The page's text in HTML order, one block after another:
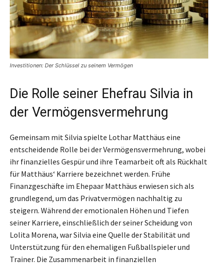
Investitionen: Der Schlüssel zu seinem Vermögen
Die Rolle seiner Ehefrau Silvia in
der Vermögensvermehrung
Gemeinsam mit Silvia spielte Lothar Matthäus eine
entscheidende Rolle bei der Vermögensvermehrung, wobei
ihr finanzielles Gespür und ihre Teamarbeit oft als Rückhalt
für Matthäus‘ Karriere bezeichnet werden. Frühe
Finanzgeschäfte im Ehepaar Matthäus erwiesen sich als
grundlegend, um das Privatvermögen nachhaltig zu
steigern. Während der emotionalen Höhen und Tiefen
seiner Karriere, einschließlich der seiner Scheidung von
Lolita Morena, war Silvia eine Quelle der Stabilität und
Unterstützung für den ehemaligen Fußballspieler und
Trainer. Die Zusammenarbeit in finanziellen